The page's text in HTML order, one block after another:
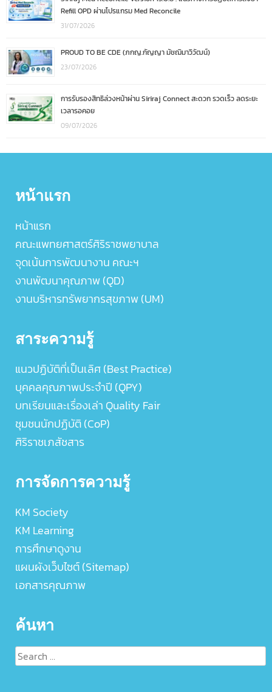
Refill OPD ผ่านโปรแกรม Med Reconcile
31/07/2026
PROUD TO BE CDE (ภกญ.กัญญา มัชฌิมาวิวัฒน์)
23/07/2026
การรับรองสิทธิล่วงหน้าผ่าน Siriraj Connect สะดวก รวดเร็ว ลดระยะ
เวลารอคอย
09/07/2026
หน้าแรก
หน้าแรก
คณะแพทยศาสตร์ศิริราชพยาบาล
จุดเน้นการพัฒนางาน คณะฯ
งานพัฒนาคุณภาพ (QD)
งานบริหารทรัพยากรสุขภาพ (UM)
สาระความรู้
แนวปฏิบัติที่เป็นเลิศ (Best Practice)
บุคคลคุณภาพประจำปี (QPY)
บทเรียนและเรื่องเล่า Quality Fair
ชุมชนนักปฏิบัติ (CoP)
ศิริราชเภสัชสาร
การจัดการความรู้
KM Society
KM Learning
การศึกษาดูงาน
แผนผังเว็บไซต์ (Sitemap)
เอกสารคุณภาพ
ค้นหา
Search
for: